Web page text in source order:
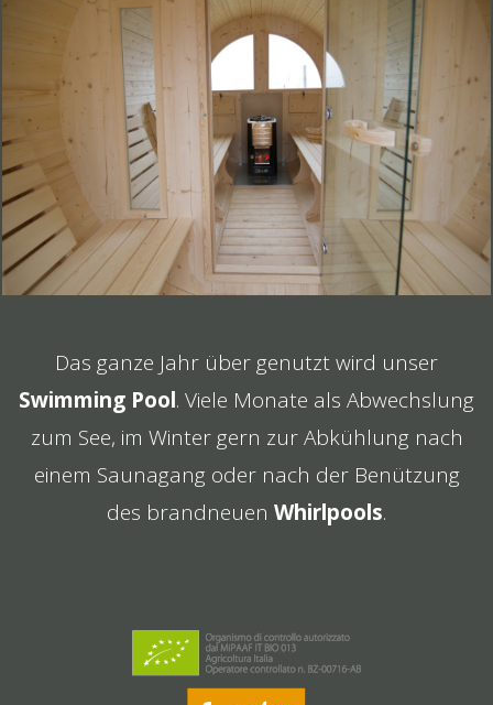
Das ganze Jahr über genutzt wird unser
Swimming Pool. Viele Monate als Abwechslung
zum See, im Winter gern zur Abkühlung nach
einem Saunagang oder nach der Benützung
des brandneuen Whirlpools.